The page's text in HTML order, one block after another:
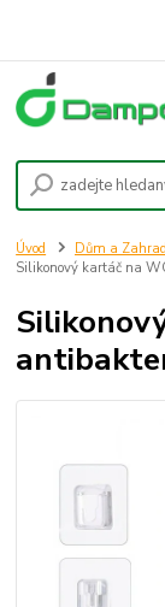
Úvod Dům a
Silikonový kartáč na